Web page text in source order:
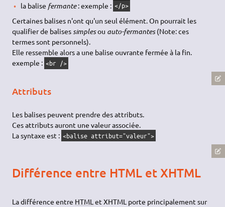
la balise fermante: exemple : </p>
Certaines balises n'ont qu'un seul élément. On pourrait les
qualifier de balisessimplesou auto-fermantes(Note: ces
termes sont personnels).
Elle ressemble alors a une balise ouvrante fermée à la fin.
exemple : <br />
Attributs
Les balises peuvent prendre des attributs.
Ces attributs auront une valeur associée.
La syntaxe est : <balise attribut="valeur">
Différence entre HTML et XHTML
La différence entre HTML et XHTML porte principalement sur